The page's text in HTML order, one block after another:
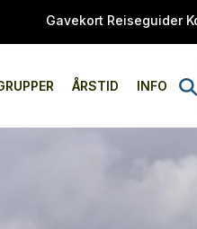
Gavekort Reiseguider
ÅRSTID INFO